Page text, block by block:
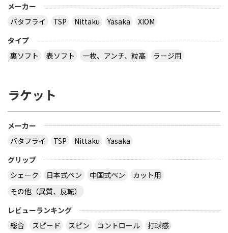
メーカー
バタフライ
TSP Nittaku Yasaka
XIOM
タイプ
裏ソフト
表ソフト 一枚、アンチ、粒高 ラージ用
ラケット
メーカー
バタフライ
TSP Nittaku
Yasaka
グリップ
シェーク
日本式ペン 中国式ペン
カット用
その他（異質、反転）
レビューランキング
総合
スピード スピン コントロール 打球感